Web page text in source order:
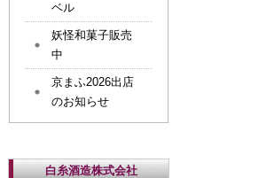
ベル
妖怪和菓子販売
中
京まふ2026出店
のお知らせ
白糸酒造株式会社